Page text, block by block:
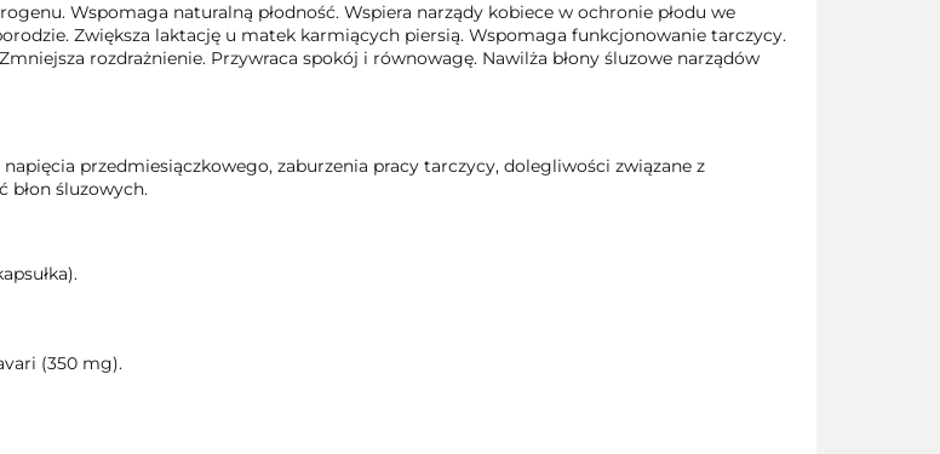
Wspomaga naturalną płodność. Wspiera narządy kobiece w ochronie płodu we
Zwiększa laktację u matek karmiących piersią. Wspomaga funkcjonowanie tarczycy.
rozdrażnienie. Przywraca spokój i równowagę. Nawilża błony śluzowe narządów
przedmiesiączkowego, zaburzenia pracy tarczycy, dolegliwości związane z
błon śluzowych.
(350 mg).